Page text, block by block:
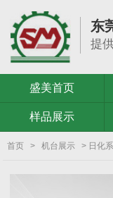
东
提
盛美首页
样品展示
首页 > 机台展示 > 日化